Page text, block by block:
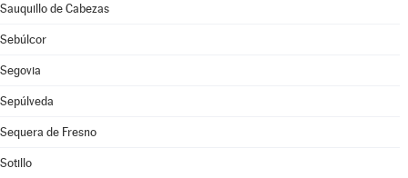
Sauquillo de Cabezas
Sebúlcor
Segovia
Sepúlveda
Sequera de Fresno
Sotillo